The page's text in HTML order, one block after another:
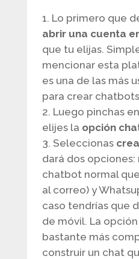
Lo primero que
abrir una cuenta
que tu elijas.
mencionar esta
es una de las más
para crear
Luego pinchas
elijes la opción
Seleccionas
dará dos opciones:
chatbot normal
al correo) y
caso tendrías que
de móvil. La opción
bastante más
construir un chat